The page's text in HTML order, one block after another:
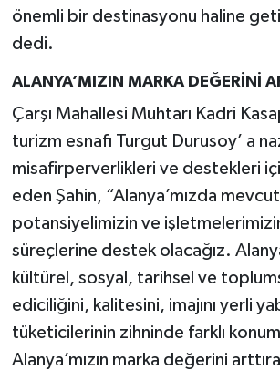
önemli bir destinasyonu haline
dedi.
ALANYA’MIZIN MARKA DEĞERİNİ
Çarşı Mahallesi Muhtarı Kadri
turizm esnafı Turgut Durusoy’ a
misafirperverlikleri ve destekleri
eden Şahin, “Alanya’mızda
potansiyelimizin ve
süreçlerine destek olacağız.
kültürel, sosyal, tarihsel ve
ediciliğini, kalitesini, imajını yerli
tüketicilerinin zihninde farklı
Alanya’mızın marka değerini